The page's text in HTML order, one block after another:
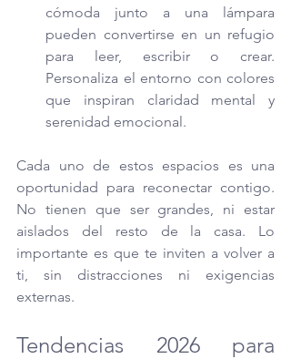
cómoda junto a una lámpara
pueden convertirse en un refugio
para leer, escribir o crear.
Personaliza el entorno con colores
que inspiran claridad mental y
serenidad emocional.
Cada uno de estos espacios es una
oportunidad para reconectar contigo.
No tienen que ser grandes, ni estar
aislados del resto de la casa. Lo
importante es que te inviten a volver a
ti, sin distracciones ni exigencias
externas.
Tendencias 2026 para